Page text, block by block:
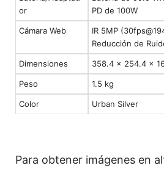
or
PD de 100W
Cámara Web
IR 5MP
Reducción de
Dimensiones 358.4 x 254.4 x
Peso 1.5 kg
Color Urban Silver
Para obtener imágenes en